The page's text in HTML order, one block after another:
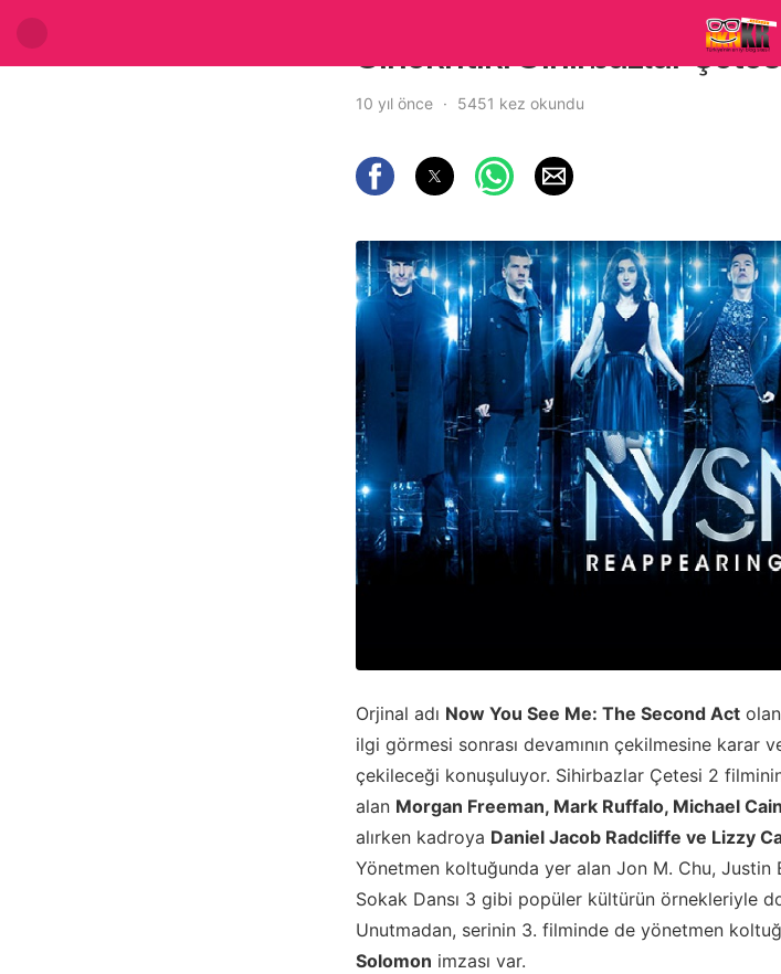
Sinekritik: Sihirbazlar
10 yıl önce 5451 kez okundu
Orjinal adı Now You See Me: The Second Act olan
ilgi görmesi sonrası devamının çekilmesine karar
çekileceği konuşuluyor. Sihirbazlar Çetesi 2
alan Morgan Freeman, Mark Ruffalo, Michael
alırken kadroya Daniel Jacob Radcliffe ve Lizzy
Yönetmen koltuğunda yer alan Jon M. Chu,
Sokak Dansı 3 gibi popüler kültürün örnekleriyle
Unutmadan, serinin 3. filminde de yönetmen
Solomon imzası var.